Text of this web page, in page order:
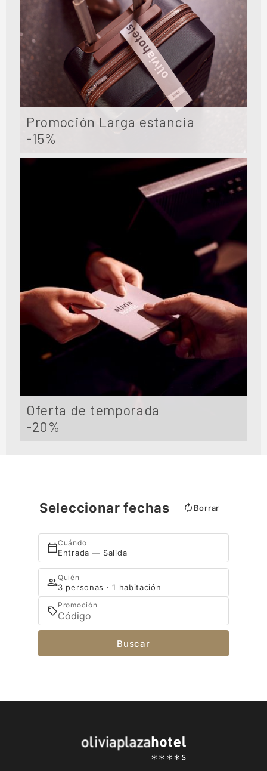
Promoción Larga estancia
-15%
Oferta de temporada
-20%
Seleccionar fechas Borrar
Cuándo
Entrada — Salida
Quién
3 personas · 1 habitación
Promoción
Buscar